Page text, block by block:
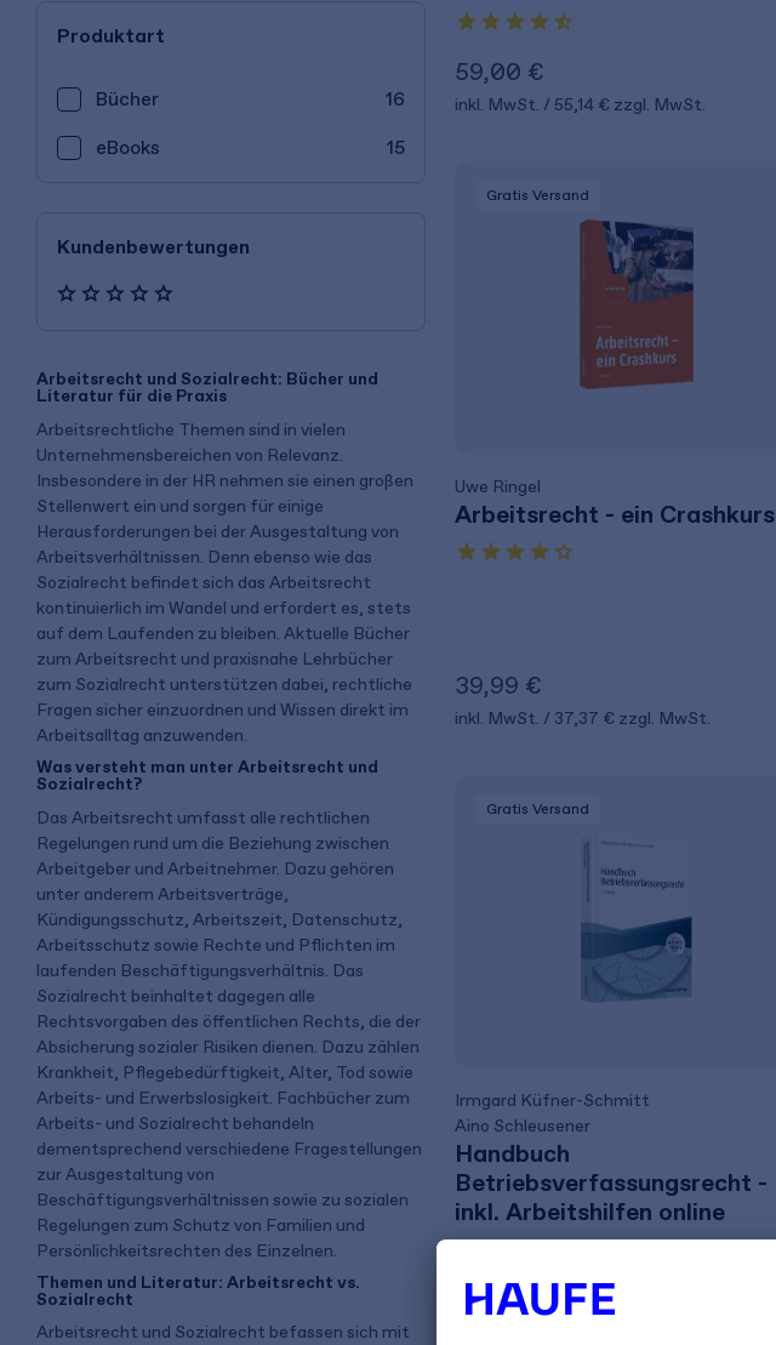
Produktart
Bücher 16
eBooks 15
Kundenbewertungen
59,00 €
inkl. MwSt. 55,14 € zzgl. MwSt.
Gratis Versand
Uwe Ringel
Arbeitsrecht - ein Crashkurs
39,99 €
inkl. MwSt. 37,37 € zzgl. MwSt.
Gratis Versand
Irmgard Küfner-Schmitt
Aino Schleusener
Handbuch
Betriebsverfassungsrecht -
inkl. Arbeitshilfen online
99,00 €
Arbeitsrecht und Sozialrecht: Bücher und
Literatur für die Praxis
Arbeitsrechtliche Themen sind in vielen
Unternehmensbereichen von Relevanz.
Insbesondere in der HR nehmen sie einen großen
Stellenwert ein und sorgen für einige
Herausforderungen bei der Ausgestaltung von
Arbeitsverhältnissen. Denn ebenso wie das
Sozialrecht befindet sich das Arbeitsrecht
kontinuierlich im Wandel und erfordert es, stets
auf dem Laufenden zu bleiben. Aktuelle Bücher
zum Arbeitsrecht und praxisnahe Lehrbücher
zum Sozialrecht unterstützen dabei, rechtliche
Fragen sicher einzuordnen und Wissen direkt im
Arbeitsalltag anzuwenden.
Was versteht man unter Arbeitsrecht und
Sozialrecht?
Das Arbeitsrecht umfasst alle rechtlichen
Regelungen rund um die Beziehung zwischen
Arbeitgeber und Arbeitnehmer. Dazu gehören
unter anderem Arbeitsverträge,
Kündigungsschutz, Arbeitszeit, Datenschutz,
Arbeitsschutz sowie Rechte und Pflichten im
laufenden Beschäftigungsverhältnis. Das
Sozialrecht beinhaltet dagegen alle
Rechtsvorgaben des öffentlichen Rechts, die der
Absicherung sozialer Risiken dienen. Dazu zählen
Krankheit, Pflegebedürftigkeit, Alter, Tod sowie
Arbeits- und Erwerbslosigkeit. Fachbücher zum
Arbeits- und Sozialrecht behandeln
dementsprechend verschiedene Fragestellungen
zur Ausgestaltung von
Beschäftigungsverhältnissen sowie zu sozialen
Regelungen zum Schutz von Familien und
Persönlichkeitsrechten des Einzelnen.
Themen und Literatur: Arbeitsrecht vs.
Sozialrecht
Arbeitsrecht und Sozialrecht befassen sich mit